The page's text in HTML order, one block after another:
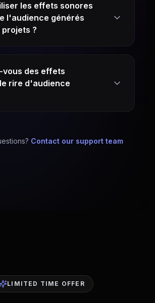
les effets sonores
l'audience générés
projets ?
vous des effets
rire d'audience
Contact our support team
LIMITED TIME OFFER